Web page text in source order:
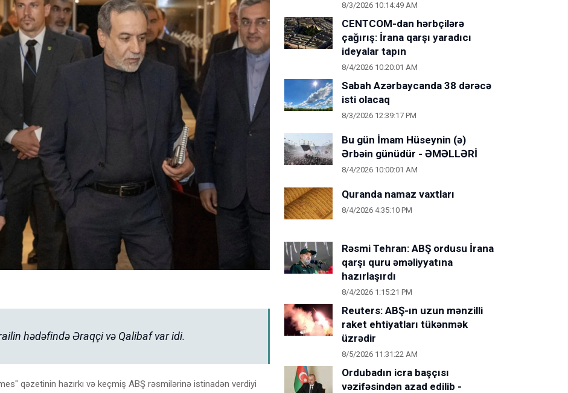
hədəfində Əraqçi və Qalibaf var idi.
qəzetinin hazırkı və keçmiş ABŞ rəsmilərinə istinadən verdiyi
8/3/2026 10:14:49 AM
CENTCOM-dan hərbçilərə
çağırış: İrana qarşı yaradıcı
ideyalar tapın
8/4/2026 10:20:01 AM
Sabah Azərbaycanda 38 dərəcə
isti olacaq
8/3/2026 12:39:17 PM
Bu gün İmam Hüseynin (ə)
Ərbəin günüdür - ƏMƏLLƏRİ
8/4/2026 10:00:01 AM
Quranda namaz vaxtları
8/4/2026 4:35:10 PM
Rəsmi Tehran: ABŞ ordusu İrana
qarşı quru əməliyyatına
hazırlaşırdı
8/4/2026 1:15:21 PM
Reuters: ABŞ-ın uzun mənzilli
raket ehtiyatları tükənmək
üzrədir
8/5/2026 11:31:22 AM
Ordubadın icra başçısı
vəzifəsindən azad edilib -